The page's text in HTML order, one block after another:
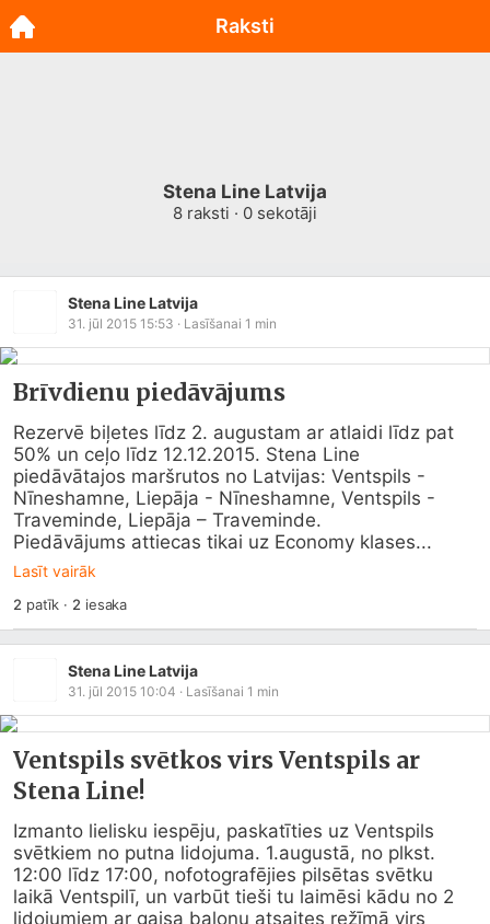
Stena Line Latvija
8 raksti · 0 sekotāji
Stena Line Latvija
31. jūl 2015 15:53 · Lasīšanai 1 min
Brīvdienu piedāvājums
Rezervē biļetes līdz 2. augustam ar atlaidi līdz pat
50% un ceļo līdz 12.12.2015. Stena Line
piedāvātajos maršrutos no Latvijas: Ventspils -
Nīneshamne, Liepāja - Nīneshamne, Ventspils -
Traveminde, Liepāja – Traveminde.
Piedāvājums attiecas tikai uz Economy klases...
Lasīt vairāk
2 patīk · 2 iesaka
Stena Line Latvija
31. jūl 2015 10:04 · Lasīšanai 1 min
Ventspils svētkos virs Ventspils ar
Stena Line!
Izmanto lielisku iespēju, paskatīties uz Ventspils
svētkiem no putna lidojuma. 1.augustā, no plkst.
12:00 līdz 17:00, nofotografējies pilsētas svētku
laikā Ventspilī, un varbūt tieši tu laimēsi kādu no 2
lidojumiem ar gaisa balonu atsaites režīmā virs
Raksti